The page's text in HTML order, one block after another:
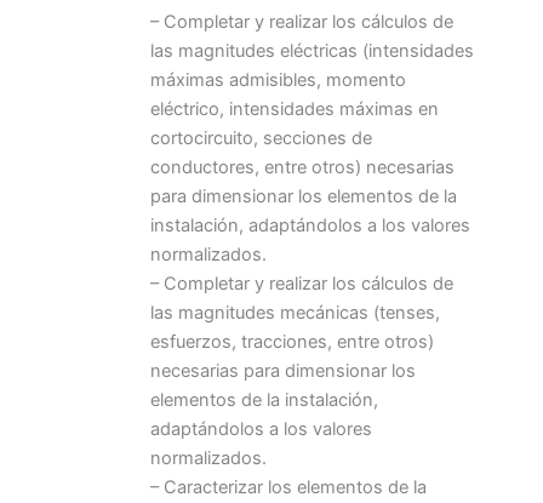
– Completar y realizar los cálculos de
las magnitudes eléctricas (intensidades
máximas admisibles, momento
eléctrico, intensidades máximas en
cortocircuito, secciones de
conductores, entre otros) necesarias
para dimensionar los elementos de la
instalación, adaptándolos a los valores
normalizados.
– Completar y realizar los cálculos de
las magnitudes mecánicas (tenses,
esfuerzos, tracciones, entre otros)
necesarias para dimensionar los
elementos de la instalación,
adaptándolos a los valores
normalizados.
– Caracterizar los elementos de la